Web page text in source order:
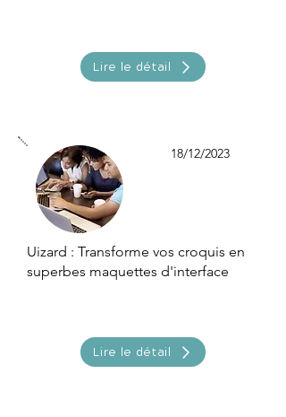
Lire le détail
18/12/2023
Uizard : Transforme vos croquis en
superbes maquettes d'interface
Lire le détail